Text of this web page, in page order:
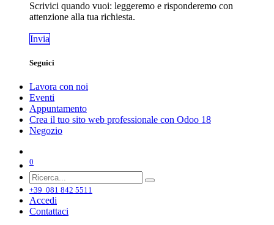
Scrivici quando vuoi: leggeremo e risponderemo con
attenzione alla tua richiesta.
Invia
Seguici
Lavora con noi
Eventi
Appuntamento
Crea il tuo sito web professionale con Odoo 18
Negozio
0
+39 081 842 5511
Accedi
Contattaci